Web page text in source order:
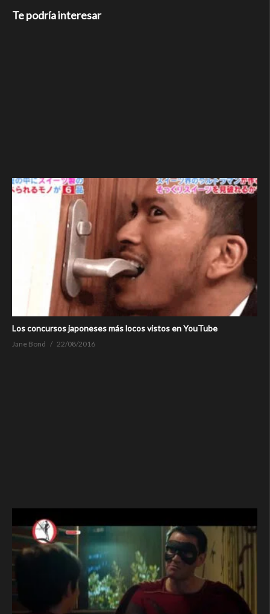
Te podría interesar
Los concursos japoneses más locos vistos en YouTube
Jane Bond 22/08/2016